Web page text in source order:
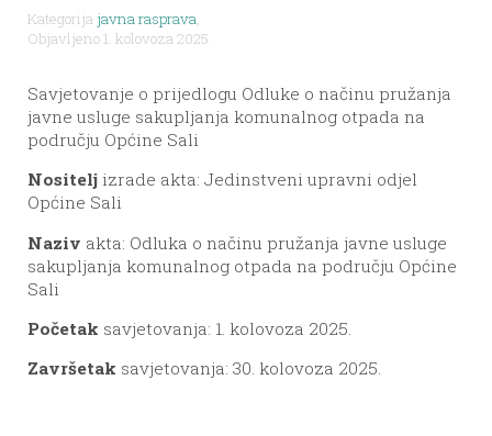
Kategorija javna rasprava,
Objavljeno 1. kolovoza 2025.
Savjetovanje o prijedlogu Odluke o načinu pružanja
javne usluge sakupljanja komunalnog otpada na
području Općine Sali
Nositelj izrade akta: Jedinstveni upravni odjel
Općine Sali
Naziv akta: Odluka o načinu pružanja javne usluge
sakupljanja komunalnog otpada na području Općine
Sali
Početak savjetovanja: 1. kolovoza 2025.
Završetak savjetovanja: 30. kolovoza 2025.